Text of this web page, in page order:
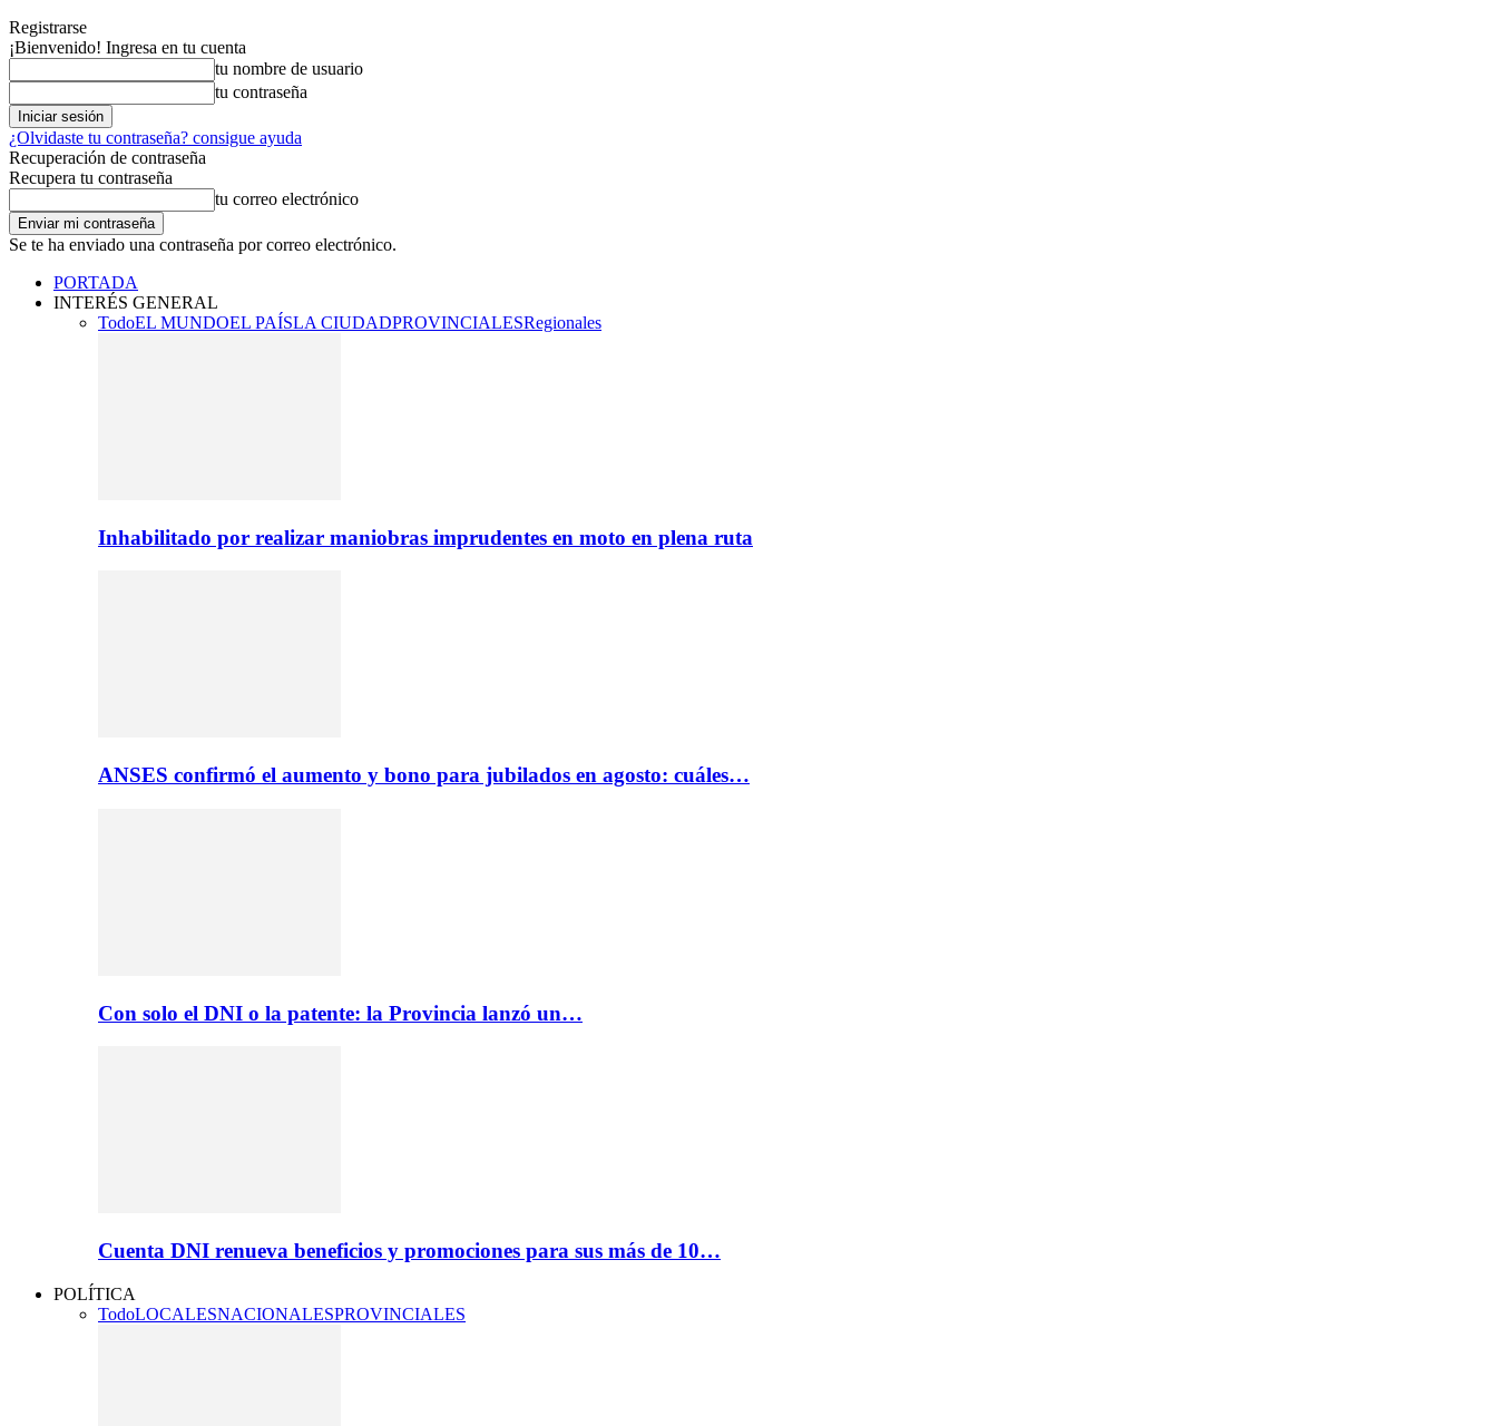
Registrarse
¡Bienvenido! Ingresa en tu cuenta
tu nombre de usuario
tu contraseña
¿Olvidaste tu contraseña? consigue ayuda
Recuperación de contraseña
Recupera tu contraseña
tu correo electrónico
Se te ha enviado una contraseña por correo electrónico.
PORTADA
INTERÉS GENERAL
TodoEL MUNDOEL PAÍSLA CIUDADPROVINCIALESRegionales
Inhabilitado por realizar maniobras imprudentes en moto en plena ruta
ANSES confirmó el aumento y bono para jubilados en agosto: cuáles…
Con solo el DNI o la patente: la Provincia lanzó un…
Cuenta DNI renueva beneficios y promociones para sus más de 10…
POLÍTICA
TodoLOCALESNACIONALESPROVINCIALES